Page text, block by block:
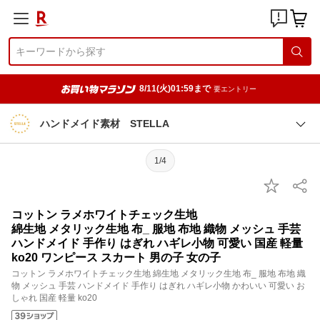
8/11(火)01:59まで 要エントリー
ハンドメイド素材 STELLA
1/4
コットン ラメホワイトチェック生地
綿生地 メタリック生地 布_ 服地 布地 織物 メッシュ 手芸
ハンドメイド 手作り はぎれ ハギレ小物 可愛い 国産 軽量
ko20 ワンピース スカート 男の子 女の子
コットン ラメホワイトチェック生地 綿生地 メタリック生地 布_ 服地 布地 織
物 メッシュ 手芸 ハンドメイド 手作り はぎれ ハギレ小物 かわいい 可愛い お
しゃれ 国産 軽量 ko20